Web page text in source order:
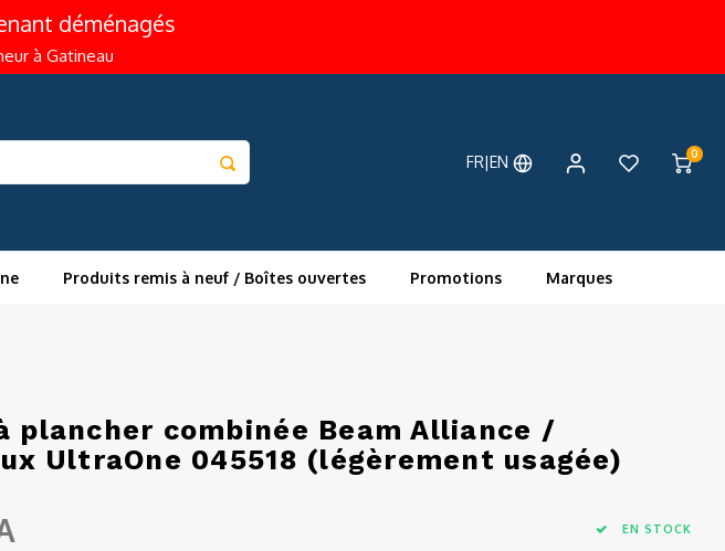
déménagés
à Gatineau
FR|EN 0
Produits remis à neuf / Boîtes ouvertes Promotions Marques
plancher combinée Beam Alliance /
UltraOne 045518 (légèrement usagée)
EN STOCK